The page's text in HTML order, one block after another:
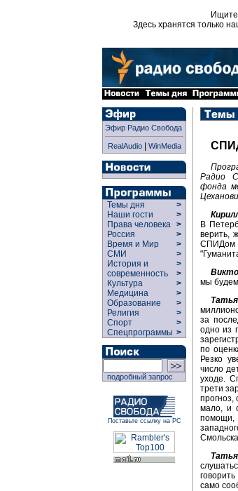
Здесь хранятся только
Эфир Радио Свобода
RealAudio| WinMedia
Темы дня
>
Наши гости
>
Права человека >
Россия
>
Время и Мир
>
СМИ
>
История и
современность
>
>
Культура
>
Медицина
>
Образование
>
Религия
>
Спорт
>
Спецпрограммы >
подробный запрос
Поставьте ссылку на РС
Радио
фонда
В
верить,
СПИДом
мы
за
одно из
по
Резко
число
уходе.
трети
прогноз,
мало, и
помощи,
само